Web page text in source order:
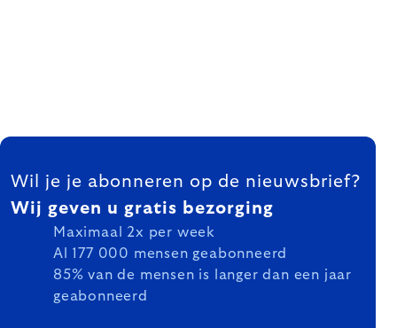
FOOTER
Wil je je abonneren op de nieuwsbrief?
Wij geven u gratis bezorging
Maximaal 2x per week
Al 177 000 mensen geabonneerd
85% van de mensen is langer dan een jaar
geabonneerd